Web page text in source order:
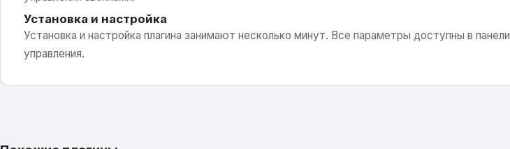
Установка и настройка
Установка и настройка плагина занимают несколько минут. Все параметры доступны в панели
управления.